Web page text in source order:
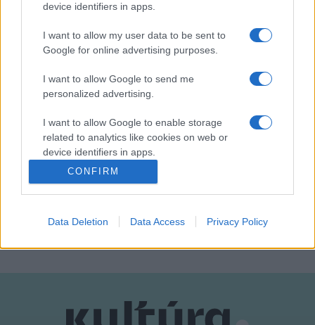
device identifiers in apps.
I want to allow my user data to be sent to
Google for online advertising purposes.
I want to allow Google to send me
personalized advertising.
I want to allow Google to enable storage
related to analytics like cookies on web or
device identifiers in apps.
I want to allow Google to enable storage
related to functionality of the website or app.
I want to allow Google to enable storage
user protection.
CONFIRM
Data Deletion Data Access Privacy Policy
reprezentálják magukat.A Stúdió a szakmában kivívott
nemzetközi és hazai tekintélyét a történelmi változások
sem tépázták meg, annak köszönhetően, hogy a
sajátosságok és művészi kísérletek iránt.
MEGOSZTÁS